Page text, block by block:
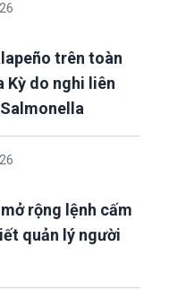
trên toàn
Kỳ do nghi liên
rộng lệnh cấm
quản lý người